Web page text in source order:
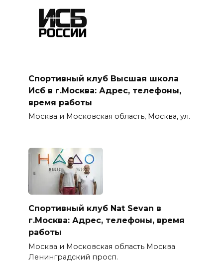
Спортивный клуб Высшая школа
Исб в г.Москва: Адрес, телефоны,
время работы
Москва и Московская область, Москва, ул.
Спортивный клуб Nat Sevan в
г.Москва: Адрес, телефоны, время
работы
Москва и Московская область Москва
Ленинградский просп.